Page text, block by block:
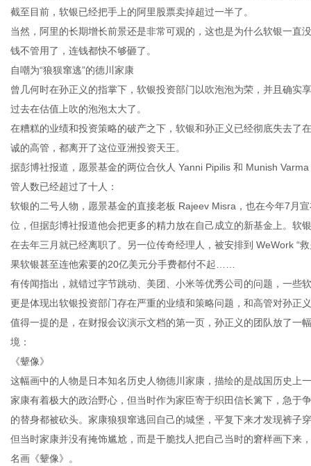
截至目前，软银已经把手上的阿里股票卖掉超过一半了。
当然，阿里的长期增长前景还是非常可观的，这也是为什么软银一
钱不管用了，连钱都快不够砸了。
自嘲为“狼狈窜逃”的德川家康
曾几何时在孙正义的指掌下，软银投资部门以吹泡泡为荣，并且确实
过去在估值上吹的泡泡太大了。
在糟糕的业绩和投资策略的破产之下，软银和孙正义已经彻底失去了
诚的高管，都离开了这位亚洲投资天王。
据彭博社报道，愿景基金的两位合伙人 Yanni Pipilis 和 Munish
管人数已经超过了十人：
软银的二号人物，愿景基金的直接老板 Rajeev Misra，也在今年7月
位，但据彭博社报道他会把更多的精力放在自己成立的新基金上。软
在去年三月就已经离职了。另一位传奇经理人，被安排到 WeWork
果软银甚至连他索要的20亿美元分手费都付不起……
有传闻指出，就错过字节跳动、美团、小米等优秀公司的问题，一些
更是体现出软银投资部门存在严重的业绩和策略问题，和高管对孙正
值得一提的是，在财报会议演示文档的第一页，孙正义的团队放了一
境：
《颦像》
这幅画中的人物是日本知名历史人物德川家康，描绘的是战国历史上
家康有着极大的政治野心，但当时作为家臣寄于织田信长篱下，急于
的替身都被砍头。家康狼狈窜逃回自己的城堡，平复下来才发现裤
但当时家康并没有掩饰尴尬，而是干脆找人把自己当时的窘样画下来
名画《颦像》。